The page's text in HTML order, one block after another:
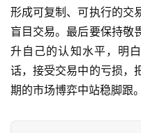
形成可复制、可执行的交
盲目交易。最后要保持敬
升自己的认知水平，明
话，接受交易中的亏损，
期的市场博弈中站稳脚跟。